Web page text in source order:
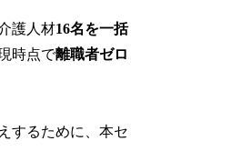
護人材16名を一括
時点で離職者ゼロ
するために、本セ